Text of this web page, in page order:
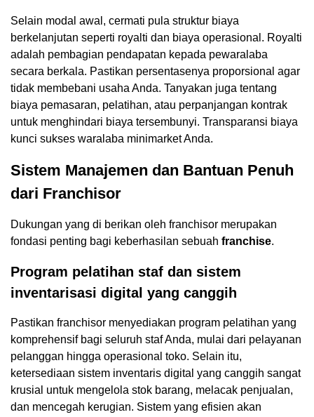
Selain modal awal, cermati pula struktur biaya
berkelanjutan seperti royalti dan biaya operasional. Royalti
adalah pembagian pendapatan kepada pewaralaba
secara berkala. Pastikan persentasenya proporsional agar
tidak membebani usaha Anda. Tanyakan juga tentang
biaya pemasaran, pelatihan, atau perpanjangan kontrak
untuk menghindari biaya tersembunyi. Transparansi biaya
kunci sukses waralaba minimarket Anda.
Sistem Manajemen dan Bantuan Penuh
dari Franchisor
Dukungan yang di berikan oleh franchisor merupakan
fondasi penting bagi keberhasilan sebuah franchise.
Program pelatihan staf dan sistem
inventarisasi digital yang canggih
Pastikan franchisor menyediakan program pelatihan yang
komprehensif bagi seluruh staf Anda, mulai dari pelayanan
pelanggan hingga operasional toko. Selain itu,
ketersediaan sistem inventaris digital yang canggih sangat
krusial untuk mengelola stok barang, melacak penjualan,
dan mencegah kerugian. Sistem yang efisien akan